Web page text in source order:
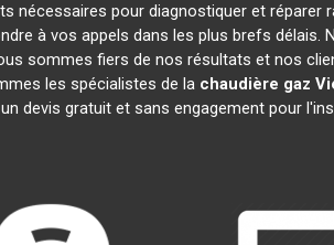
nécessaires pour diagnostiquer et
à vos appels dans les plus brefs
sommes fiers de nos résultats et nos
les spécialistes de la chaudière gaz
devis gratuit et sans engagement pour